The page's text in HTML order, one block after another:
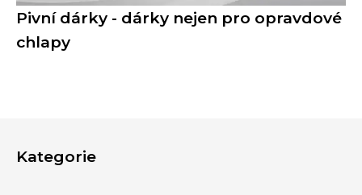
Pivní dárky - dárky nejen pro opravdové
chlapy
Kategorie